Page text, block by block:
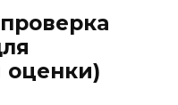
оценки)